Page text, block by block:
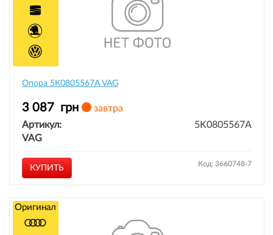
Опора 5K0805567A VAG
3 087 грн
завтра
Артикул:
5K0805567A
VAG
КУПИТЬ Код: 3660748-7
Оригинал